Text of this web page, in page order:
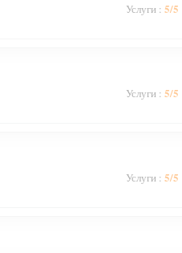
Услуги : 5/5
Услуги : 5/5
Услуги : 5/5